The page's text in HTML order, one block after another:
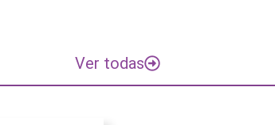
Ver todas